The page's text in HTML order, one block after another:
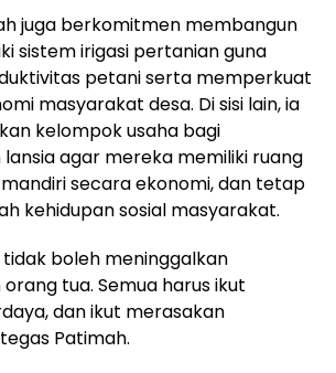
juga berkomitmen membangun
sistem irigasi pertanian guna
petani serta memperkuat
masyarakat desa. Di sisi lain, ia
kelompok usaha bagi
agar mereka memiliki ruang
secara ekonomi, dan tetap
kehidupan sosial masyarakat.
tidak boleh meninggalkan
tua. Semua harus ikut
dan ikut merasakan
Patimah.